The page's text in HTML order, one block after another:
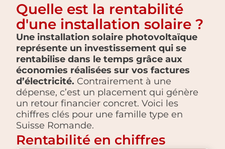
Quelle est la rentabilité
d'une installation solaire ?
Une installation solaire photovoltaïque
représente un investissement qui se
rentabilise dans le temps grâce aux
économies réalisées sur vos factures
d’électricité. Contrairement à une
dépense, c’est un placement qui génère
un retour financier concret. Voici les
chiffres clés pour une famille type en
Suisse Romande.
Rentabilité en chiffres